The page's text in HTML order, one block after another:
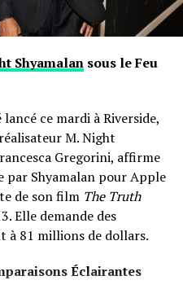
des désignations ;
enfance jusqu’à l’âge
Shyamalansous le Feu
lancé ce mardi à Riverside,
M. Night
Gregorini, affirme
par Shyamalan pour Apple
de son film The Truth
Elle demande des
à 81 millions de dollars.
Éclairantes